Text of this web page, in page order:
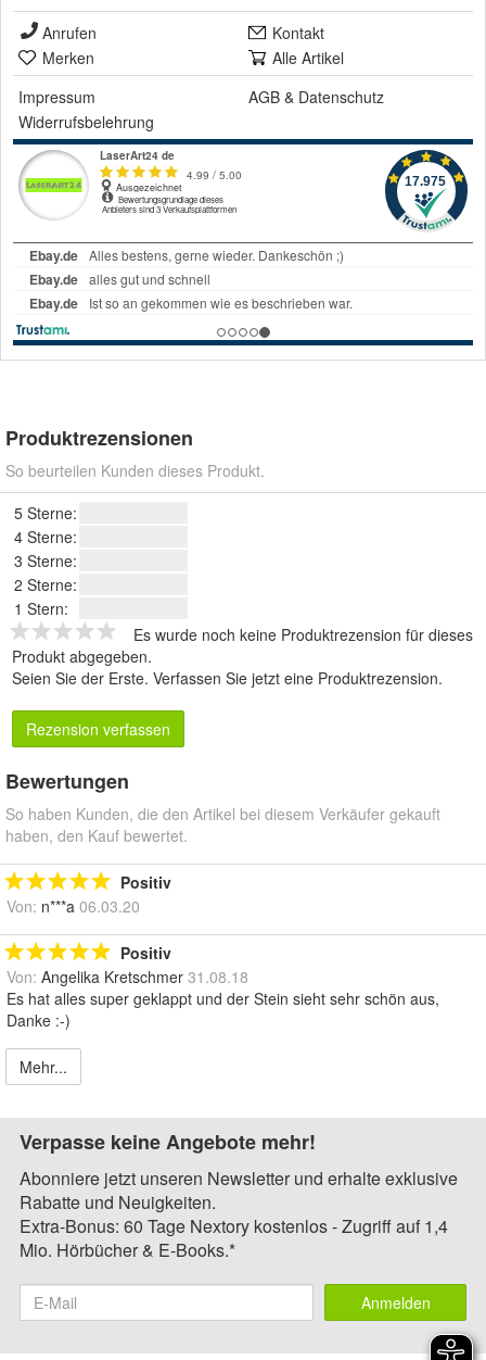
Anrufen
Kontakt
Merken
Alle Artikel
Impressum
AGB & Datenschutz
Widerrufsbelehrung
Produktrezensionen
So beurteilen Kunden dieses Produkt.
5 Sterne:
4 Sterne:
3 Sterne:
2 Sterne:
1 Stern:
Es wurde noch keine Produktrezension für dieses
Produkt abgegeben.
Seien Sie der Erste. Verfassen Sie jetzt eine Produktrezension.
Rezension verfassen
Bewertungen
So haben Kunden, die den Artikel bei diesem Verkäufer gekauft
haben, den Kauf bewertet.
Positiv
Von: n***a 06.03.20
Positiv
Von: Angelika Kretschmer 31.08.18
Es hat alles super geklappt und der Stein sieht sehr schön aus,
Danke :-)
Mehr...
Verpasse keine Angebote mehr!
Abonniere jetzt unseren Newsletter und erhalte exklusive
Rabatte und Neuigkeiten.
Extra-Bonus: 60 Tage Nextory kostenlos - Zugriff auf 1,4
Mio. Hörbücher & E-Books.*
Anmelden